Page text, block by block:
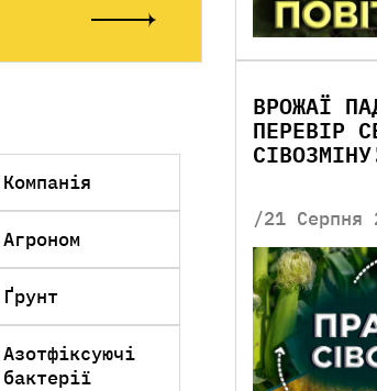
Компанія
Агроном
Ґрунт
Азотфіксуючі
бактерії
ВРОЖАЇ
ПЕРЕВІР
/21 Серпня